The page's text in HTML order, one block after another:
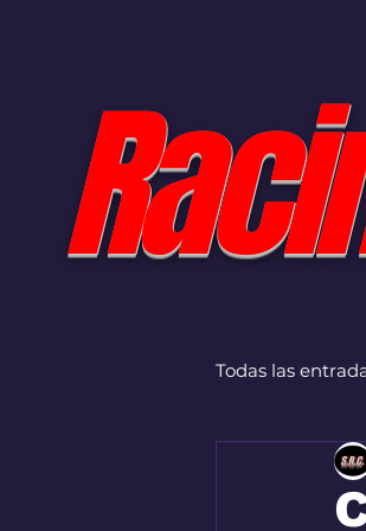
Todas las